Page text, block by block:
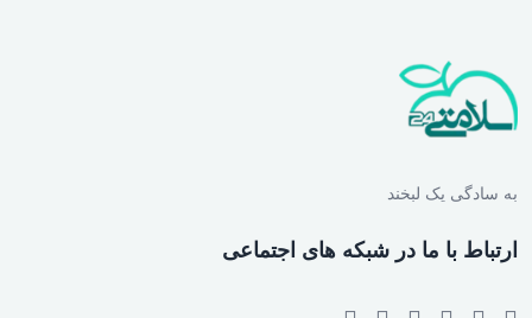
به سادگی یک لبخند
ارتباط با ما در شبکه های اجتماعی